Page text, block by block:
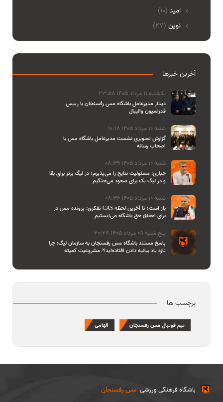
امید (10)
نوین (27)
آخرین خبرها
یکشنبه 11 مرداد 1405 23:58
دیدار مدیرعامل باشگاه مس رفسنجان با رییس
فدراسیون والیبال
شنبه 10 مرداد 1405 10:18
گزارش تصویری نشست مدیرعامل باشگاه مس با
اصحاب رسانه
شنبه 10 مرداد 1405 08:39
جباری: مسئولیت نتایج را می‌پذیرم؛ در لیگ برتر برای بقا
و در لیگ یک برای صعود می‌جنگیم
شنبه 10 مرداد 1405 08:36
تفکری: پرونده مس در CAS باز است؛ تا آخرین لحظه
برای احقاق حق باشگاه می‌ایستیم
پنج شنبه 08 مرداد 1405 20:28
پاسخ مستند باشگاه مس رفسنجان به سازمان لیگ: چرا
تازه یاد بیانیه دادن افتاده‌اید؟/ مشروعیت کمیته
برچسب ها
تیم فوتبال مس رفسنجان الهامی
مس رفسنجان باشگاه فرهنگی ورزشی